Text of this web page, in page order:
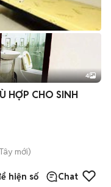
4
HỢP CHO SINH
mới)
hiện số Chat